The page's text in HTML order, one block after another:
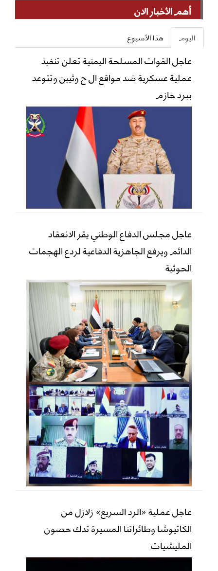
أهم الأخبار الان
اليوم هذا الأسبوع
عاجل القوات المسلحة اليمنية تعلن تنفيذ
عملية عسكرية ضد مواقع ال ح وثيين وتتوعد
ببرد حازم
عاجل مجلس الدفاع الوطني يقر الانعقاد
الدائم ويرفع الجاهزية الدفاعية لردع الهجمات
الحوثية
عاجل عملية «الرد السريع» زلازل من
الكاتيوشا وطائراتنا المسيرة تدك حصون
المليشيات